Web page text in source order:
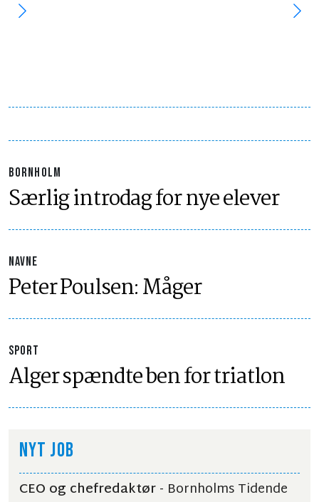
BORNHOLM
Særlig introdag for nye elever
NAVNE
Peter Poulsen: Måger
SPORT
Alger spændte ben for triatlon
NYT JOB
CEO og chefredaktør- Bornholms Tidende